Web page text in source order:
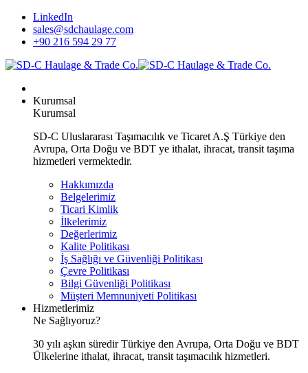
LinkedIn
sales@sdchaulage.com
+90 216 594 29 77
Kurumsal
Kurumsal
SD-C Uluslararası Taşımacılık ve Ticaret A.Ş Türkiye den
Avrupa, Orta Doğu ve BDT ye ithalat, ihracat, transit taşıma
hizmetleri vermektedir.
Hakkımızda
Belgelerimiz
Ticari Kimlik
İlkelerimiz
Değerlerimiz
Kalite Politikası
İş Sağlığı ve Güvenliği Politikası
Çevre Politikası
Bilgi Güvenliği Politikası
Müşteri Memnuniyeti Politikası
Hizmetlerimiz
Ne Sağlıyoruz?
30 yılı aşkın süredir Türkiye den Avrupa, Orta Doğu ve BDT
Ülkelerine ithalat, ihracat, transit taşımacılık hizmetleri.